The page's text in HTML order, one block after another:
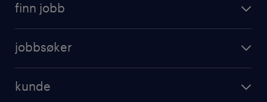
finn jobb
jobbsøker
kunde